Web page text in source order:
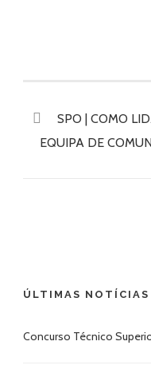
SPO | COMO
EQUIPA DE
ÚLTIMAS NOTÍCIAS
Concurso Técnico